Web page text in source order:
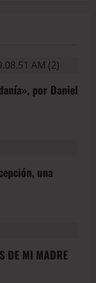
por Daniel
una
DE MI MADRE